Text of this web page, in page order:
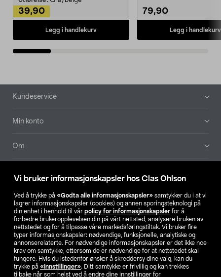
Vi bruker informasjonskapsler hos Clas Ohlson
Ved å trykke på «Godta alle informasjonskapsler» samtykker du i at vi
lagrer informasjonskapsler (cookies) og annen sporingsteknologi på
din enhet i henhold til vår policy for informasjonskapsler for å
forbedre brukeropplevelsen din på vårt nettsted, analysere bruken av
nettstedet og for å tilpasse våre markedsføringstiltak. Vi bruker fire
typer informasjonskapsler: nødvendige, funksjonelle, analytiske og
annonserelaterte. For nødvendige informasjonskapsler er det ikke noe
krav om samtykke, ettersom de er nødvendige for at nettstedet skal
fungere. Hvis du istedenfor ønsker å skreddersy dine valg, kan du
trykke på «Innstillinger». Ditt samtykke er frivillig og kan trekkes
tilbake når som helst ved å endre dine innstillinger for
39,90
Legg i handlekurv
79,90
Legg i handlekurv
Bunntekst
Kundeservice
Min konto
Om
Våre selskaper
Finn din butikk
SE NO FI